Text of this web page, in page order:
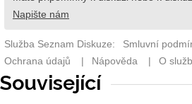
Související